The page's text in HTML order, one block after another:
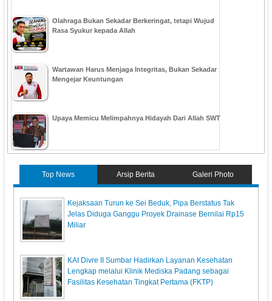
Olahraga Bukan Sekadar Berkeringat, tetapi Wujud
Rasa Syukur kepada Allah
Wartawan Harus Menjaga Integritas, Bukan Sekadar
Mengejar Keuntungan
Upaya Memicu Melimpahnya Hidayah Dari Allah SWT
Top News Arsip Berita Galeri Photo
Kejaksaan Turun ke Sei Beduk, Pipa Berstatus Tak
Jelas Diduga Ganggu Proyek Drainase Bernilai Rp15
Miliar
KAI Divre II Sumbar Hadirkan Layanan Kesehatan
Lengkap melalui Klinik Mediska Padang sebagai
Fasilitas Kesehatan Tingkat Pertama (FKTP)